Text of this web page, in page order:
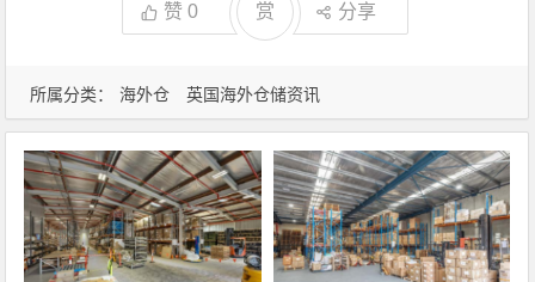
所属分类： 海外仓 英国海外仓储资讯
赞0 赏 分享